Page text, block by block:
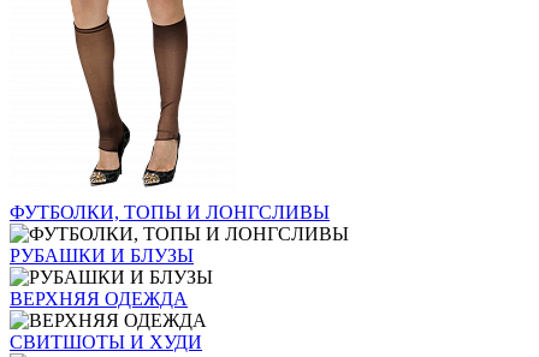
ФУТБОЛКИ, ТОПЫ И ЛОНГСЛИВЫ
РУБАШКИ И БЛУЗЫ
ВЕРХНЯЯ ОДЕЖДА
СВИТШОТЫ И ХУДИ